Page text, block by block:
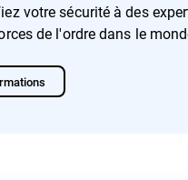
votre sécurité à des
de l'ordre dans le